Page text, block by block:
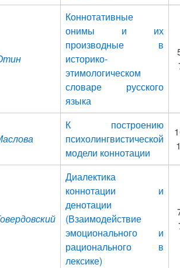
Коннотативные
онимы и их
производные в
историко-
этимологическом
словаре русского
языка
К построению
психолингвистической
модели коннотации
Диалектика
коннотации и
денотации
(Взаимодействие
эмоционального и
рационального в
лексике)